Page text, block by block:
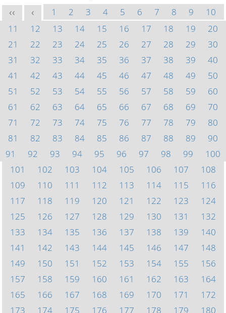
<< < 1 2 3 4 5 6 7 8 9
10
11
12 13 14 15 16 17 18 19
20
21
22 23 24 25 26 27 28 29
30
31
32 33 34 35 36 37 38 39
40
41
42 43 44 45 46 47 48 49
50
51
52 53 54 55 56 57 58 59
60
61
62 63 64 65 66 67 68 69
70
71
72 73 74 75 76 77 78 79
80
81
82 83 84 85 86 87 88 89
90
91
92 93 94 95 96 97 98 99
100
101
102 103 104 105 106 107
108
109
110 111 112 113 114 115
116
117
118 119 120 121 122 123
124
125
126 127 128 129 130 131
132
133
134 135 136 137 138 139
140
141
142 143 144 145 146 147
148
149
150 151 152 153 154 155
156
157
158 159 160 161 162 163
164
165
166 167 168 169 170 171
172
173
174 175 176 177 178 179
180